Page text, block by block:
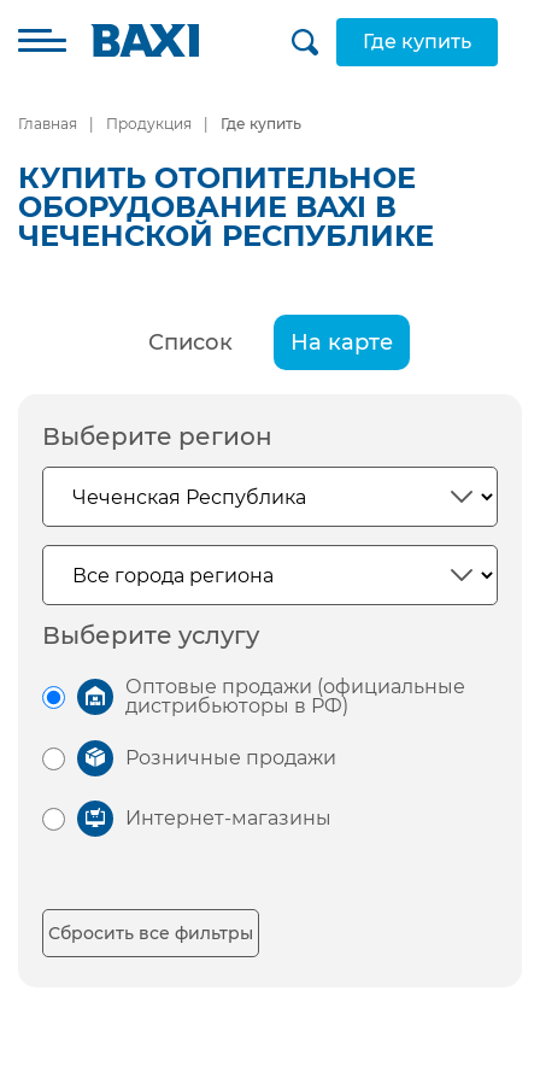
Где купить
Главная Продукция Где купить
КУПИТЬ ОТОПИТЕЛЬНОЕ
ОБОРУДОВАНИЕ BAXI В
ЧЕЧЕНСКОЙ РЕСПУБЛИКЕ
Список На карте
Выберите регион
Выберите услугу
Оптовые продажи (официальные
дистрибьюторы в РФ)
Розничные продажи
Интернет-магазины
Сбросить все фильтры